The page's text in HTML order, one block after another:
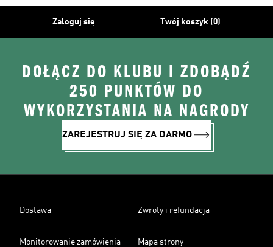
Zaloguj się Twój koszyk (0)
DOŁĄCZ DO KLUBU I ZDOBĄDŹ
250 PUNKTÓW DO
WYKORZYSTANIA NA NAGRODY
ZAREJESTRUJ SIĘ ZA DARMO
Dostawa Zwroty i refundacja
Monitorowanie zamówienia Mapa strony